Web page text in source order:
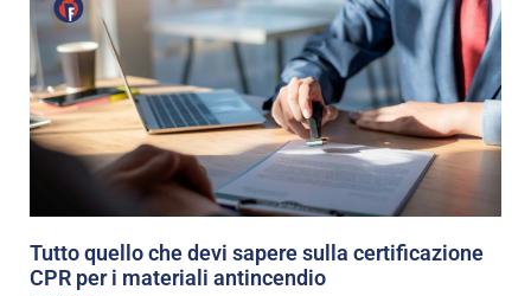
Tutto quello che devi sapere sulla certificazione
CPR per i materiali antincendio